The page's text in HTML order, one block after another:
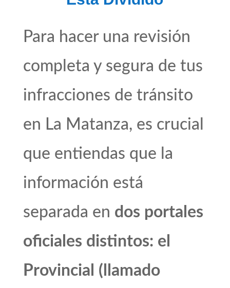
Para hacer una revisión
completa y segura de tus
infracciones de tránsito
en La Matanza, es crucial
que entiendas que la
información está
separada en dos portales
oficiales distintos: el
Provincial (llamado